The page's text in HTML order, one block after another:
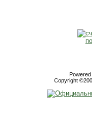
Copyright